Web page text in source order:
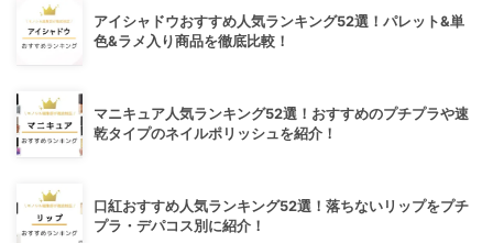
アイシャドウおすすめ人気ランキング52選！パレット&単
色&ラメ入り商品を徹底比較！
マニキュア人気ランキング52選！おすすめのプチプラや速
乾タイプのネイルポリッシュを紹介！
口紅おすすめ人気ランキング52選！落ちないリップをプチ
プラ・デパコス別に紹介！